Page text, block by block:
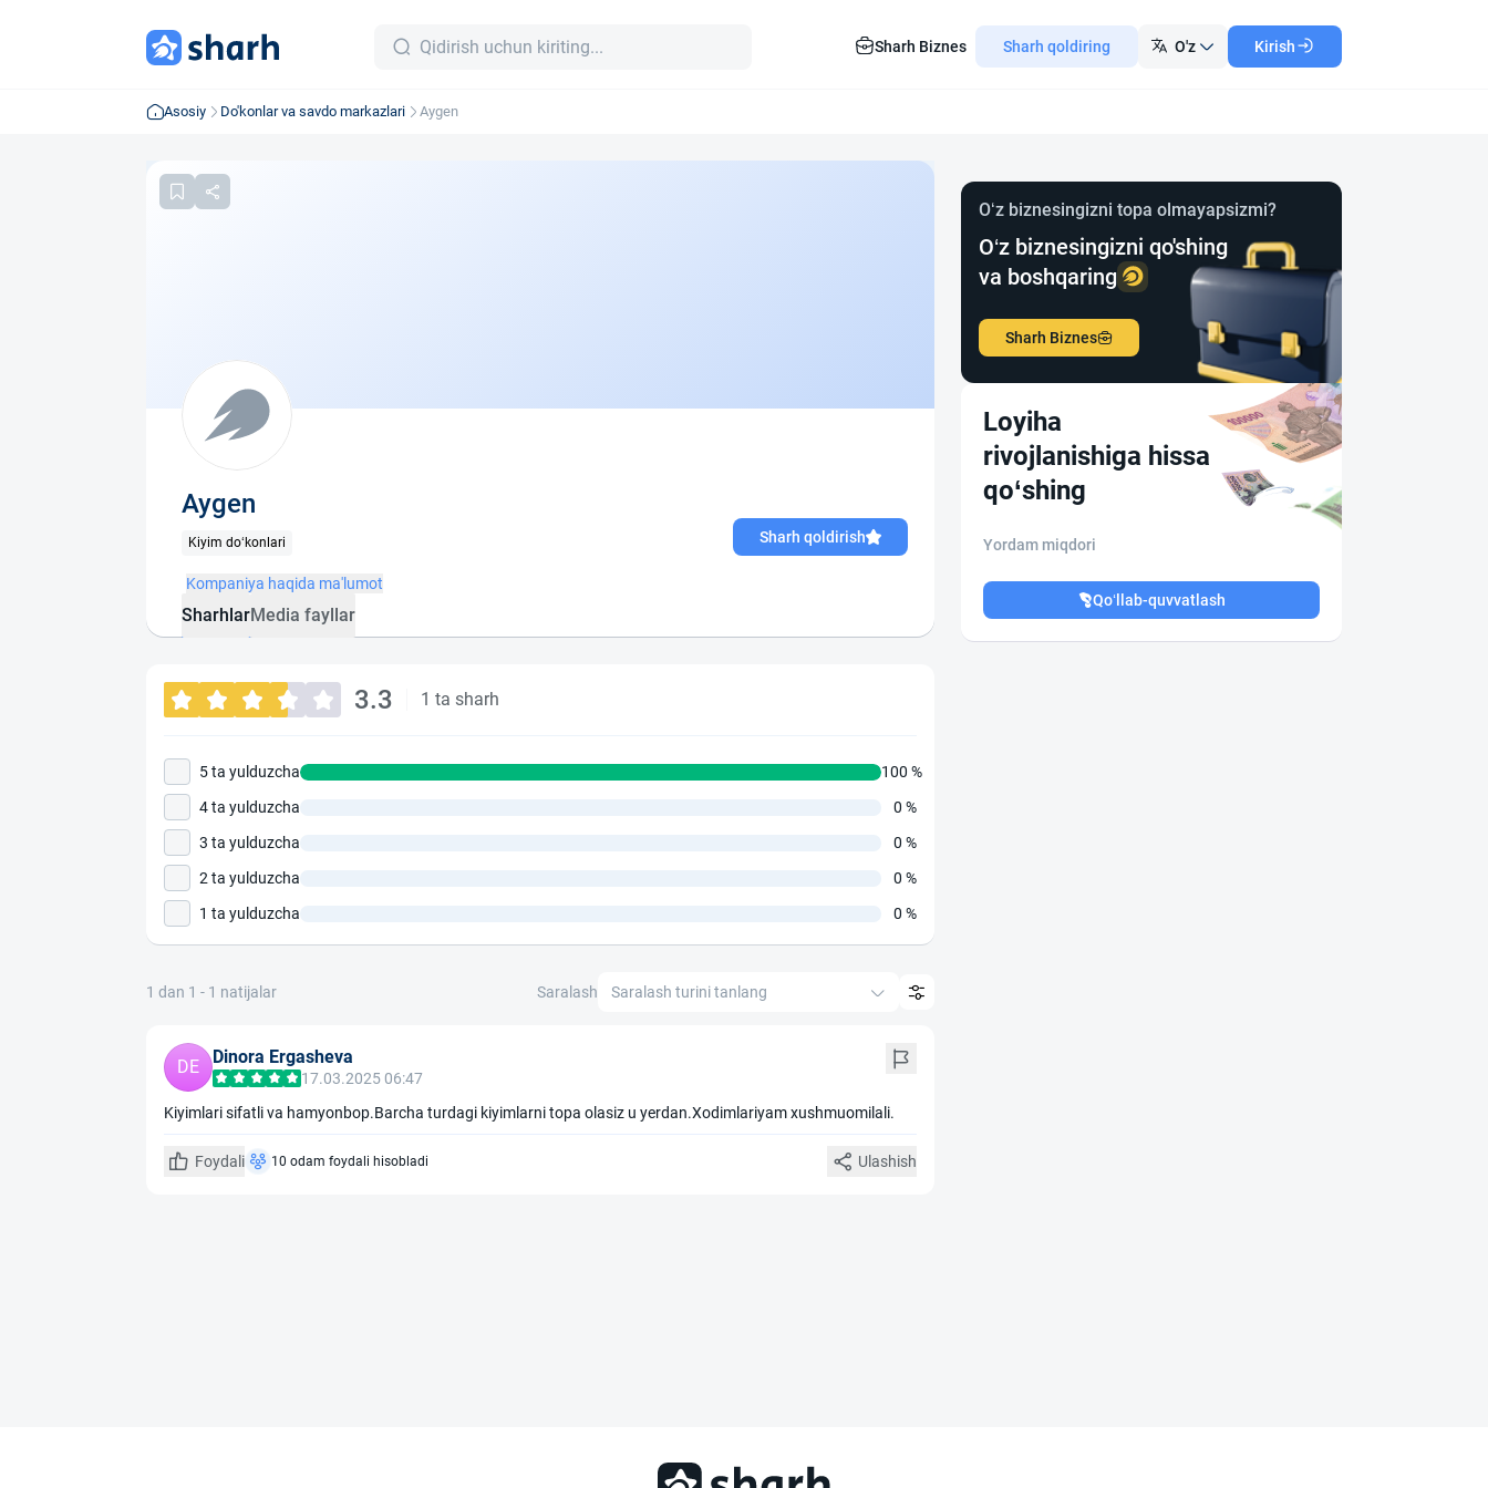
Sharh Biznes Sharh qoldiring O'z Kirish
Asosiy Do'konlar va savdo markazlari Aygen
Aygen
Kiyim do‘konlari Sharh qoldirish
Kompaniya haqida ma'lumot
SharhlarMedia fayllar
3.3 1 ta sharh
5 ta yulduzcha
100 %
4 ta yulduzcha
0 %
3 ta yulduzcha
0 %
2 ta yulduzcha
0 %
1 ta yulduzcha
0 %
1 dan 1 - 1 natijalar Saralash Saralash turini tanlang
DE Dinora Ergasheva
17.03.2025 06:47
Kiyimlari sifatli va hamyonbop.Barcha turdagi kiyimlarni topa olasiz u yerdan.Xodimlariyam xushmuomilali.
Foydali 10 odam foydali hisobladi Ulashish
O‘z biznesingizni topa olmayapsizmi?
O‘z biznesingizni qo'shing
va boshqaring
Sharh Biznes
Loyiha
rivojlanishiga hissa
qo‘shing
Yordam miqdori
Qo‘llab-quvvatlash